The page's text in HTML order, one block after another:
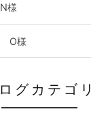
様
O様
グカテゴリ